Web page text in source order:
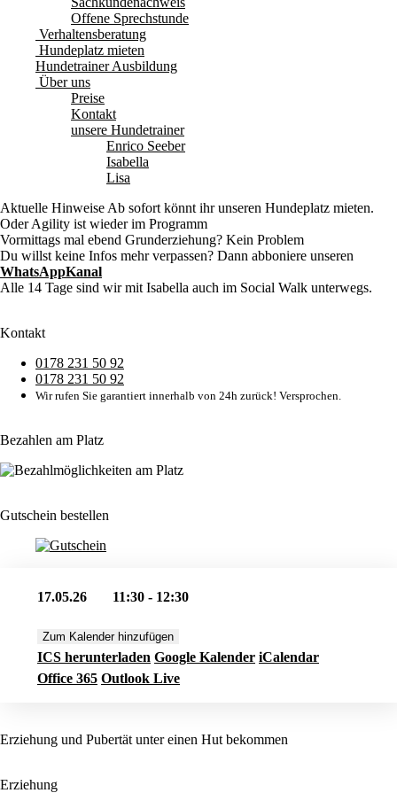
Offene Sprechstunde
Verhaltensberatung
Hundeplatz mieten
Hundetrainer Ausbildung
Über uns
Preise
Kontakt
unsere Hundetrainer
Enrico Seeber
Isabella
Lisa
Aktuelle Hinweise Ab sofort könnt ihr unseren Hundeplatz mieten.
Oder Agility ist wieder im Programm
Vormittags mal ebend Grunderziehung? Kein Problem
Du willst keine Infos mehr verpassen? Dann abboniere unseren
WhatsAppKanal
Alle 14 Tage sind wir mit Isabella auch im Social Walk unterwegs.
Kontakt
0178 231 50 92
0178 231 50 92
Wir rufen Sie garantiert innerhalb von 24h zurück! Versprochen.
Bezahlen am Platz
Gutschein bestellen
17.05.26 11:30 - 12:30
Zum Kalender hinzufügen
ICS herunterladen Google Kalender iCalendar
Office 365 Outlook Live
Erziehung und Pubertät unter einen Hut bekommen
Erziehung